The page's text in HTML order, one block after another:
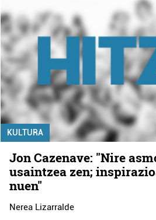
KULTURA
Jon Cazenave: "Nire
usaintzea zen;
nuen"
Nerea Lizarralde